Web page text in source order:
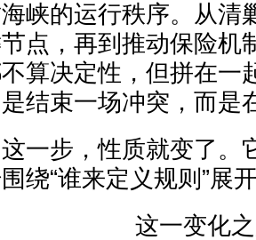
峡的运行秩序。从清
点，再到推动保险机
算决定性，但拼在一
结束一场冲突，而是
一步，性质就变了。
绕“谁来定义规则”展
这一变化